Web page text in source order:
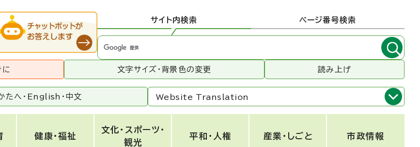
サイト内検索 ページ番号検索
に 文字サイズ・背景色の変更 読み上げ
たへ・ English ・ 中文 Website Translation
健康・福祉
文化・スポーツ・
観光
平和・人権 産業・しごと 市政情報